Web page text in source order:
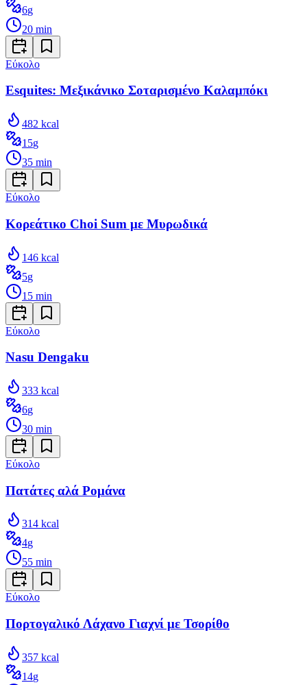
6g
20 min
Εύκολο
Esquites: Μεξικάνικο Σοταρισμένο Καλαμπόκι
482 kcal
15g
35 min
Εύκολο
Κορεάτικο Choi Sum με Μυρωδικά
146 kcal
5g
15 min
Εύκολο
Nasu Dengaku
333 kcal
6g
30 min
Εύκολο
Πατάτες αλά Ρομάνα
314 kcal
4g
55 min
Εύκολο
Πορτογαλικό Λάχανο Γιαχνί με Τσορίθο
357 kcal
14g